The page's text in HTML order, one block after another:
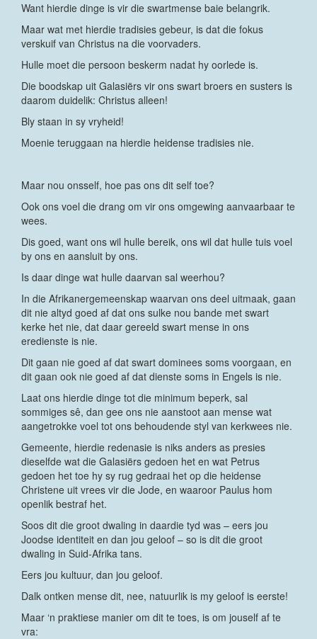
Want hierdie dinge is vir die swartmense baie belangrik.
Maar wat met hierdie tradisies gebeur, is dat die fokus
verskuif van Christus na die voorvaders.
Hulle moet die persoon beskerm nadat hy oorlede is.
Die boodskap uit Galasiërs vir ons swart broers en susters is
daarom duidelik: Christus alleen!
Bly staan in sy vryheid!
Moenie teruggaan na hierdie heidense tradisies nie.
Maar nou onsself, hoe pas ons dit self toe?
Ook ons voel die drang om vir ons omgewing aanvaarbaar te
wees.
Dis goed, want ons wil hulle bereik, ons wil dat hulle tuis voel
by ons en aansluit by ons.
Is daar dinge wat hulle daarvan sal weerhou?
In die Afrikanergemeenskap waarvan ons deel uitmaak, gaan
dit nie altyd goed af dat ons sulke nou bande met swart
kerke het nie, dat daar gereeld swart mense in ons
eredienste is nie.
Dit gaan nie goed af dat swart dominees soms voorgaan, en
dit gaan ook nie goed af dat dienste soms in Engels is nie.
Laat ons hierdie dinge tot die minimum beperk, sal
sommiges sê, dan gee ons nie aanstoot aan mense wat
aangetrokke voel tot ons behoudende styl van kerkwees nie.
Gemeente, hierdie redenasie is niks anders as presies
dieselfde wat die Galasiërs gedoen het en wat Petrus
gedoen het toe hy sy rug gedraai het op die heidense
Christene uit vrees vir die Jode, en waaroor Paulus hom
openlik bestraf het.
Soos dit die groot dwaling in daardie tyd was – eers jou
Joodse identiteit en dan jou geloof – so is dit die groot
dwaling in Suid-Afrika tans.
Eers jou kultuur, dan jou geloof.
Dalk ontken mense dit, nee, natuurlik is my geloof is eerste!
Maar ‘n praktiese manier om dit te toes, is om jouself af te
vra: